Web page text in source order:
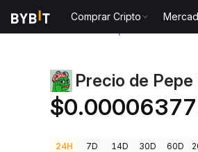
Comprar Cripto
Precio de
$0.00006377
24H 7D 14D 30D 60D